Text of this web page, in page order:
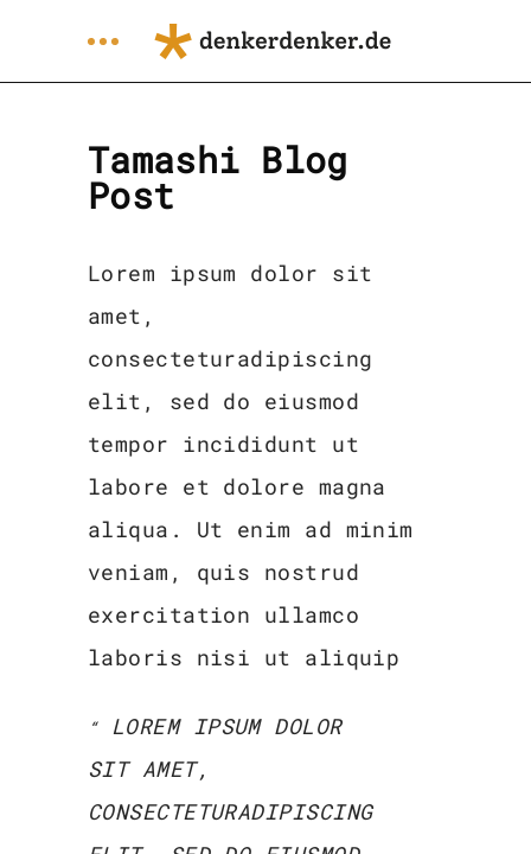
Tamashi Blog
Post
Lorem ipsum dolor sit
amet,
consecteturadipiscing
elit, sed do eiusmod
tempor incididunt ut
labore et dolore magna
aliqua. Ut enim ad minim
veniam, quis nostrud
exercitation ullamco
laboris nisi ut aliquip
LOREM IPSUM DOLOR
SIT AMET,
CONSECTETURADIPISCING